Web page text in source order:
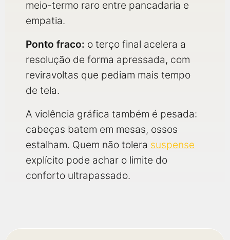
meio-termo raro entre pancadaria e
empatia.
Ponto fraco: o terço final acelera a
resolução de forma apressada, com
reviravoltas que pediam mais tempo
de tela.
A violência gráfica também é pesada:
cabeças batem em mesas, ossos
estalham. Quem não tolera suspense
explícito pode achar o limite do
conforto ultrapassado.